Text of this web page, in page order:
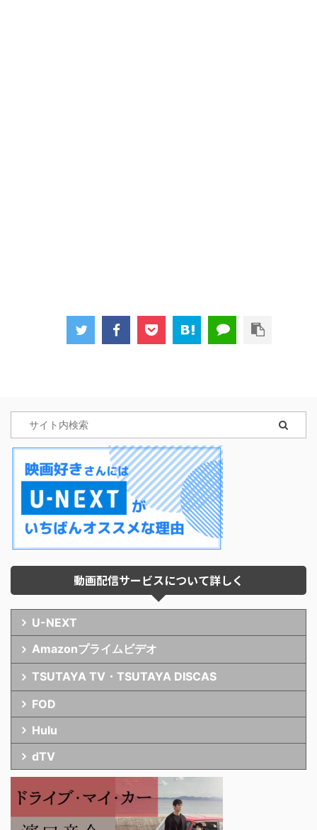
動画配信サービスについて詳しく
U-NEXT
Amazonプライムビデオ
TSUTAYA TV・TSUTAYA DISCAS
FOD
Hulu
dTV